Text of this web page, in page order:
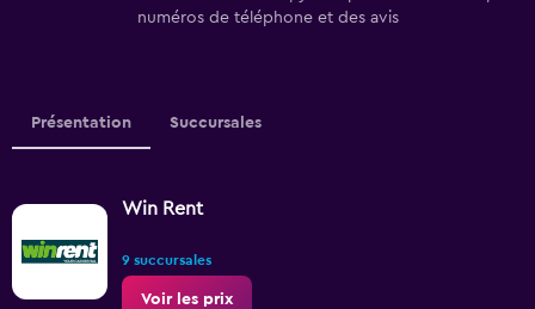
numéros de téléphone et des avis
Présentation Succursales
Win Rent
9 succursales
Voir les prix